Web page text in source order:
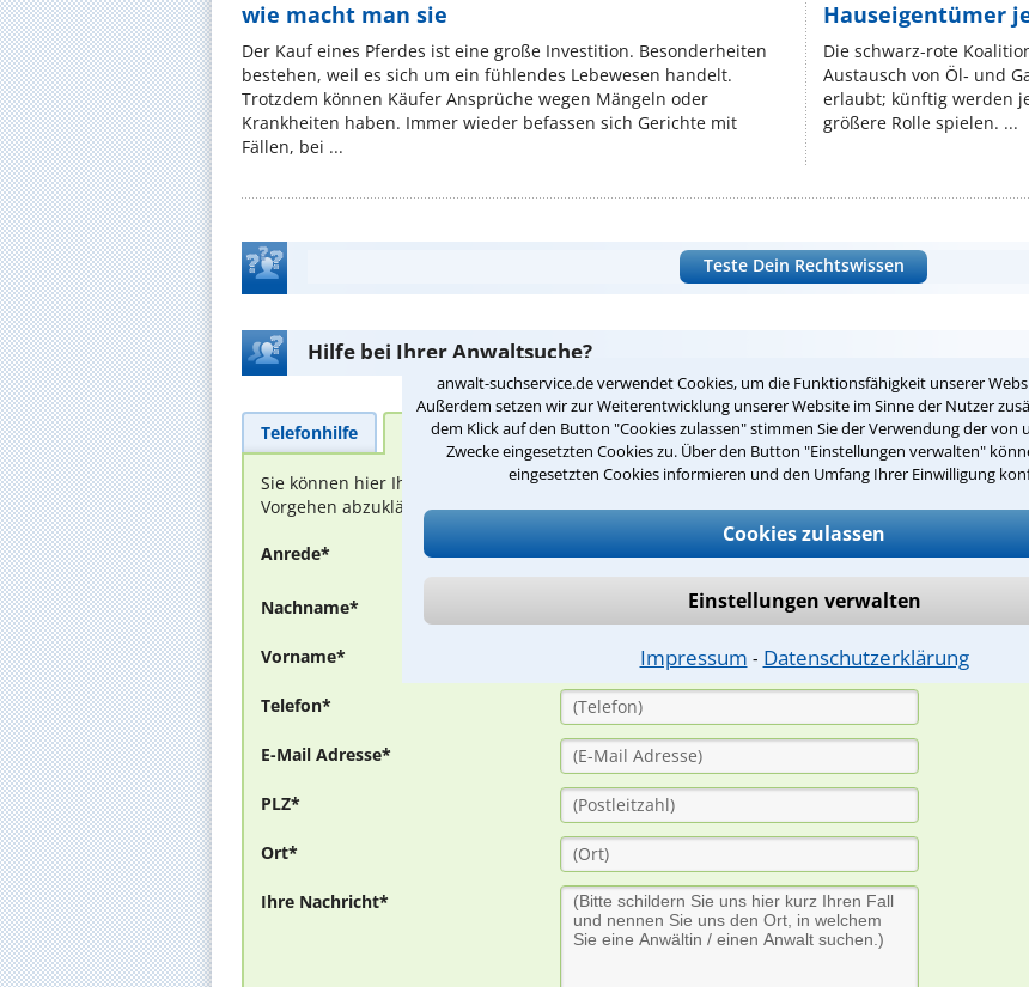
anwalt-suchservice.de verwendet Cookies, um die Funktionsfähigkeit unserer
Außerdem setzen wir zur Weiterentwicklung unserer Website im Sinne der Nutzer
dem Klick auf den Button "Cookies zulassen" stimmen Sie der Verwendung der von
Zwecke eingesetzten Cookies zu. Über den Button "Einstellungen verwalten"
eingesetzten Cookies informieren und den Umfang Ihrer Einwilligung
Cookies zulassen
Einstellungen verwalten
Impressum ⁃ Datenschutzerklärung
wie macht man sie
Der Kauf eines Pferdes ist eine große Investition. Besonderheiten
bestehen, weil es sich um ein fühlendes Lebewesen handelt.
Trotzdem können Käufer Ansprüche wegen Mängeln oder
Krankheiten haben. Immer wieder befassen sich Gerichte mit
Fällen, bei ...
Hauseigentümer
Die schwarz-rote
Austausch von Öl‑ und
erlaubt; künftig werden
größere Rolle spielen. ...
Teste Dein Rechtswissen
Hilfe bei Ihrer Anwaltsuche?
Telefonhilfe Beratungsanfrage
Sie können hier Ihren Fall schildern. Anschließend werden sich spezialisierte Rechtsanwälte
Vorgehen abzuklären. Die Rückmeldung durch einen Anwalt ist für Sie kostenlos.
Anrede* (Anrede)
Nachname*
Vorname*
Telefon*
E-Mail Adresse*
PLZ*
Ort*
Ihre Nachricht*